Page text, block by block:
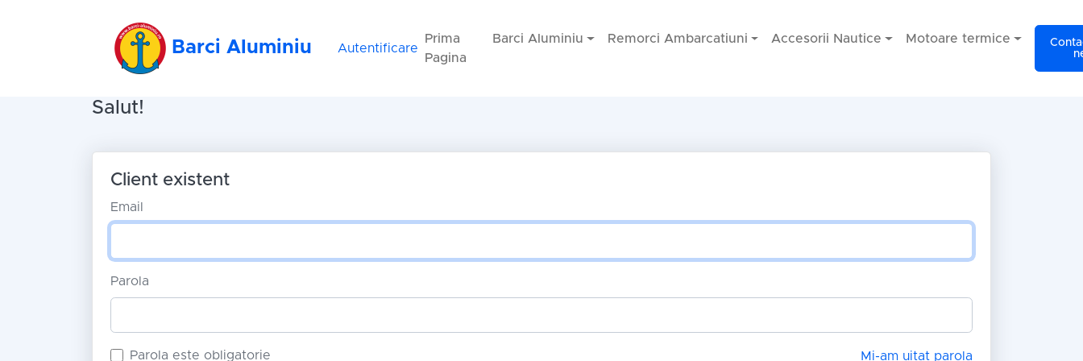
Barci Aluminiu Autentificare
Prima
Pagina
Barci Aluminiu Remorci Ambarcatiuni Accesorii Nautice Motoare termice
Salut!
Client existent
Email
Parola
Parola este obligatorie Mi-am uitat parola